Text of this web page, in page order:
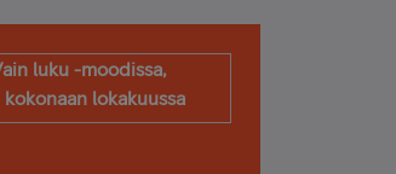
luku -moodissa,
lokakuussa